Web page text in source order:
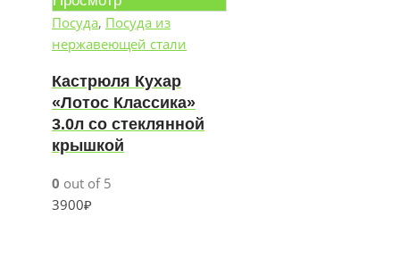
Посуда, Посуда из
нержавеющей стали
Кастрюля Кухар
«Лотос Классика»
3.0л со стеклянной
крышкой
0 out of 5
3900₽